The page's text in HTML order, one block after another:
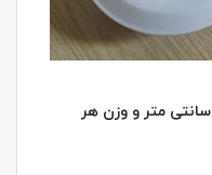
ابعاد کوچک و وزن : هر چراغ 9*9*2 سانتی متر و وزن هر